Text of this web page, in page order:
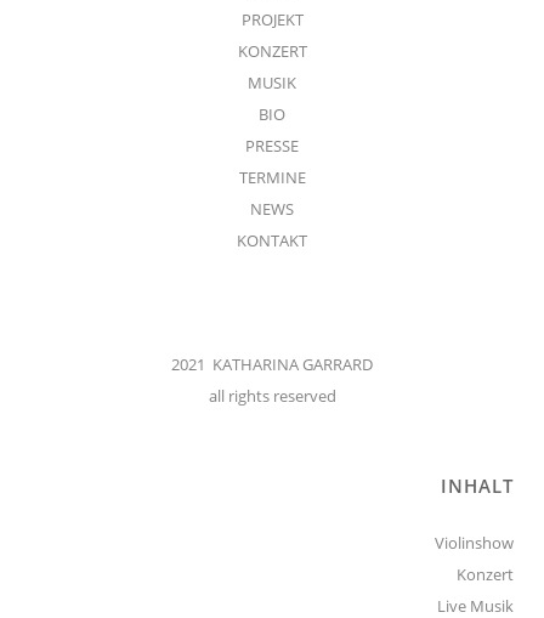
PROJEKT
KONZERT
MUSIK
BIO
PRESSE
TERMINE
NEWS
KONTAKT
2021 KATHARINA GARRARD
all rights reserved
INHALT
Violinshow
Konzert
Live Musik